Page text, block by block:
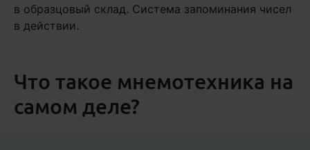
в образцовый склад. Система запоминания чисел
в действии.
Что такое мнемотехника на
самом деле?